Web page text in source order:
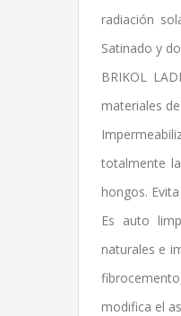
radiación
Satinado y
BRIKOL
materiales
totalmente
hongos.
Es auto
naturales e
modifica el